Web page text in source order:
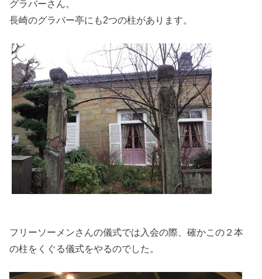
グラバーさん。
長崎のグラバー亭にも2つの柱があります。
フリーソーメンさんの儀式では入会の際、確かこの２本
の柱をくぐる儀式をやるのでした。